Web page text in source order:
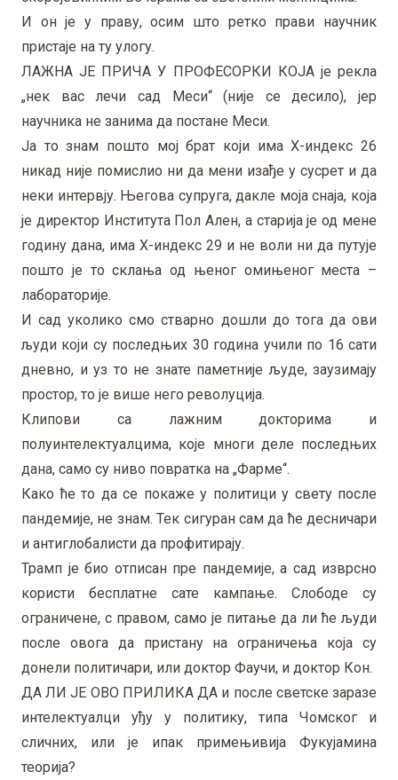
И он је у праву, осим што ретко прави научник
пристаје на ту улогу.
ЛАЖНА ЈЕ ПРИЧА У ПРОФЕСОРКИ КОЈА је рекла
„нек вас лечи сад Меси“ (није се десило), јер
научника не занима да постане Меси.
Ја то знам пошто мој брат који има Х-индекс 26
никад није помислио ни да мени изађе у сусрет и да
неки интервју. Његова супруга, дакле моја снаја, која
је директор Института Пол Ален, а старија је од мене
годину дана, има Х-индекс 29 и не воли ни да путује
пошто је то склања од њеног омињеног места –
лабораторије.
И сад уколико смо стварно дошли до тога да ови
људи који су последњих 30 година учили по 16 сати
дневно, и уз то не знате паметније људе, заузимају
простор, то је више него револуција.
Клипови са лажним докторима и
полуинтелектуалцима, које многи деле последњих
дана, само су ниво повратка на „Фарме“.
Како ће то да се покаже у политици у свету после
пандемије, не знам. Тек сигуран сам да ће десничари
и антиглобалисти да профитирају.
Трамп је био отписан пре пандемије, а сад изврсно
користи бесплатне сате кампање. Слободе су
ограничене, с правом, само је питање да ли ће људи
после овога да пристану на ограничења која су
донели политичари, или доктор Фаучи, и доктор Кон.
ДА ЛИ ЈЕ ОВО ПРИЛИКА ДА и после светске заразе
интелектуалци уђу у политику, типа Чомског и
сличних, или је ипак примењивија Фукујамина
теорија?